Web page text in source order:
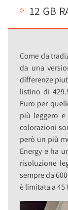
12 GB
Come da
da una
differenze
listino di
Euro per
più leggero
colorazioni
però un più
Energy e ha
risoluzione
sempre da
è limitata a 45